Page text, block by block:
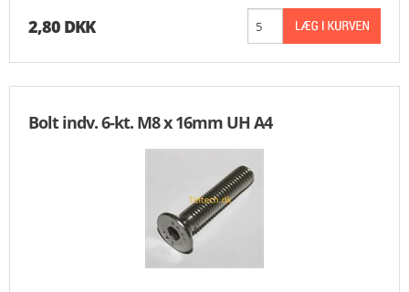
MATERIEL HÅNDTERING
FORSIDE
KURV
2,80 DKK
Bolt indv. 6-kt. M8 x 16mm UH A4